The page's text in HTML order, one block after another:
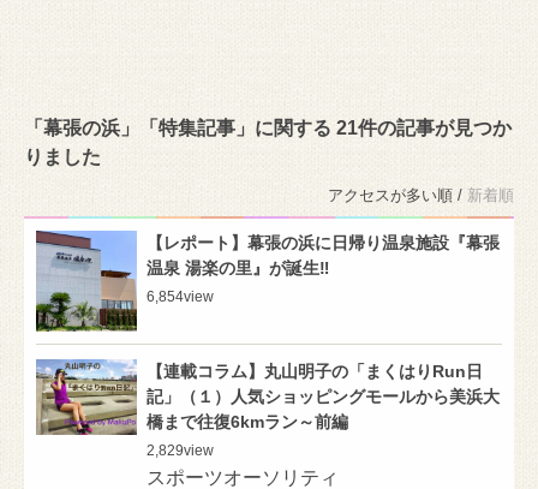
「幕張の浜」「特集記事」に関する 21件の記事が見つか
りました
アクセスが多い順 / 新着順
【レポート】幕張の浜に日帰り温泉施設『幕張
温泉 湯楽の里』が誕生‼️
6,854view
【連載コラム】丸山明子の「まくはりRun日
記」（１）人気ショッピングモールから美浜大
橋まで往復6kmラン～前編
2,829view
スポーツオーソリティ